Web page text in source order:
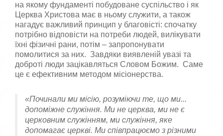
на якому фундаменті побудоване суспільство і як
Церква Христова має в ньому служити, а також
нагадує важливий принцип у благовісті: спочатку
потрібно відповісти на потреби людей, вилікувати
їхні фізичні рани, потім – запропонувати
помолитися за них. Завдяки виявленій увазі та
доброті люди зацікавляться Словом Божим. Саме
це є ефективним методом місіонерства.
«Починали ми місію, розуміючи те, що ми...
допоміжне служіння. Ми не церква, ми не є
церковним служінням, ми служіння, яке
допомагає церкві. Ми співпрацюємо з різними